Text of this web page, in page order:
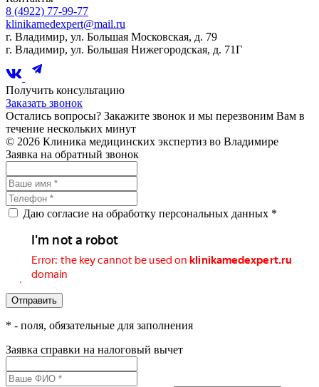
8 (4922) 77-99-77
klinikamedexpert@mail.ru
г. Владимир, ул. Большая Московская, д. 79
г. Владимир, ул. Большая Нижегородская, д. 71Г
Получить консультацию
Заказать звонок
Остались вопросы? Закажите звонок и мы перезвоним Вам в
течение нескольких минут
© 2026 Клиника медицинских экспертиз во Владимире
Заявка на обратный звонок
Даю согласие на обработку персональных данных *
* - поля, обязательные для заполнения
Заявка справки на налоговый вычет